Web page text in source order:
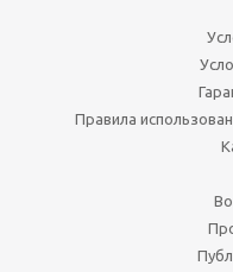
Правила